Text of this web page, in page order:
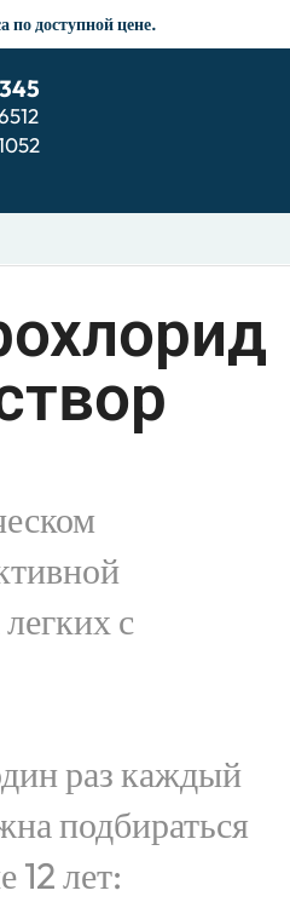
доступной цене.
с
раз каждый
подбираться
12 лет: